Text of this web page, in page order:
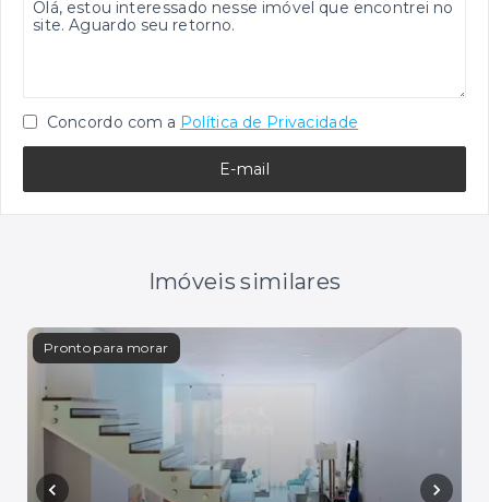
Concordo com a Política de Privacidade
E-mail
Imóveis similares
Pronto para morar